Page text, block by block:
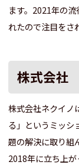
ます。2021年の
れたので注目をさ
株式会社
株式会社ネクイ
る」というミッシ
題の解決に取り組
2018年に立ち上